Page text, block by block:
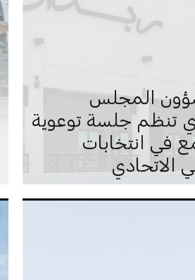
المجلس
تنظم جلسة توعوية
في انتخابات
الاتحادي